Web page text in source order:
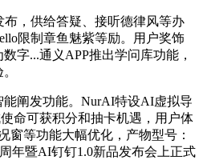
，供给答疑、接听德律风等办
限制章鱼魅紫等励。用户奖饰
字...通义APP推出学问库功能，
阐发功能。NurAI特设AI虚拟导
命可获积分和抽卡机遇，用户体
窗等功能大幅优化，产物型号：
年暨AI钉钉1.0新品发布会上正式